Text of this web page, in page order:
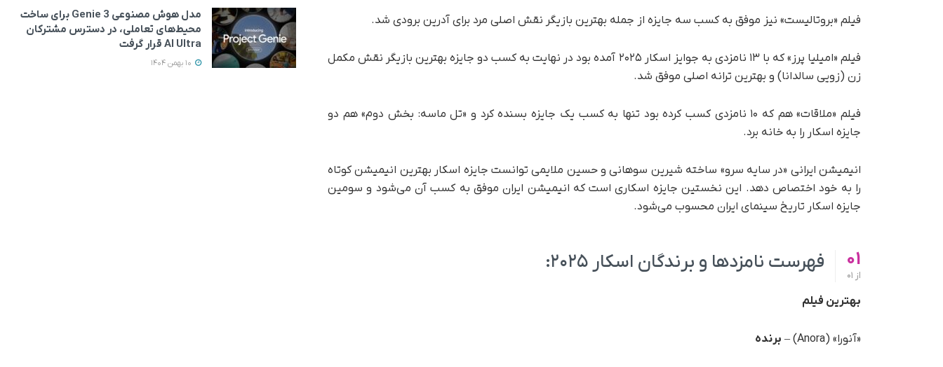
فیلم «بروتالیست» نیز موفق به کسب سه جایزه از جمله بهترین بازیگر نقش اصلی مرد برای آدرین برودی شد.
فیلم «امیلیا پرز» که با ۱۳ نامزدی به جوایز اسکار ۲۰۲۵ آمده بود در نهایت به کسب دو جایزه بهترین بازیگر نقش مکمل
زن (زویی سالدانا) و بهترین ترانه اصلی موفق شد.
فیلم «ملاقات» هم که ۱۰ نامزدی کسب کرده بود تنها به کسب یک جایزه بسنده کرد و «تل ماسه: بخش دوم» هم دو
جایزه اسکار را به خانه برد.
انیمیشن ایرانی «در سایه سرو» ساخته شیرین سوهانی و حسین ملایمی توانست جایزه اسکار بهترین انیمیشن کوتاه
را به خود اختصاص دهد. این نخستین جایزه اسکاری است که انیمیشن ایران موفق به کسب آن می‌شود و سومین
جایزه اسکار تاریخ سینمای ایران محسوب می‌شود.
01
از
فهرست نامزدها و برندگان اسکار ۲۰۲۵:
بهترین فیلم
«آنورا» (Anora) – برنده
مدل هوش مصنوعی Genie 3 برای ساخت
محیط‌های تعاملی، در دسترس مشترکان
AI Ultra قرار گرفت